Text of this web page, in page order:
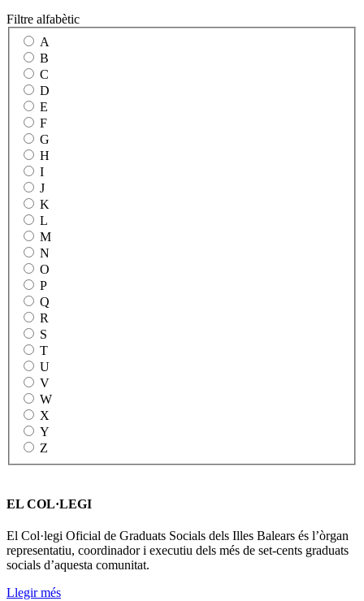
Filtre alfabètic
A
B
C
D
E
F
G
H
I
J
K
L
M
N
O
P
Q
R
S
T
U
V
W
X
Y
Z
EL COL·LEGI
El Col·legi Oficial de Graduats Socials dels Illes Balears és l’òrgan
representatiu, coordinador i executiu dels més de set-cents graduats
socials d’aquesta comunitat.
Llegir més